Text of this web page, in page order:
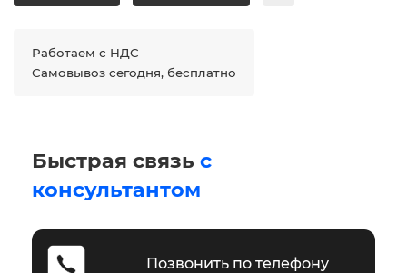
Работаем с НДС
Самовывоз сегодня, бесплатно
Быстрая связь с
консультантом
Позвонить по телефону